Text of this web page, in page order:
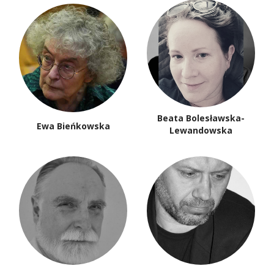
Ewa Bieńkowska
Beata Bolesławska-
Lewandowska